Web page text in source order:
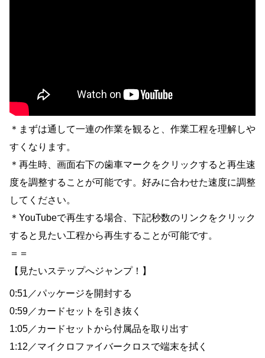
＊まずは通して一連の作業を観ると、作業工程を理解しや
すくなります。
＊再生時、画面右下の歯車マークをクリックすると再生速
度を調整することが可能です。好みに合わせた速度に調整
してください。
＊YouTubeで再生する場合、下記秒数のリンクをクリック
すると見たい工程から再生することが可能です。
＝＝
【見たいステップへジャンプ！】
0:51／パッケージを開封する
0:59／カードセットを引き抜く
1:05／カードセットから付属品を取り出す
1:12／マイクロファイバークロスで端末を拭く